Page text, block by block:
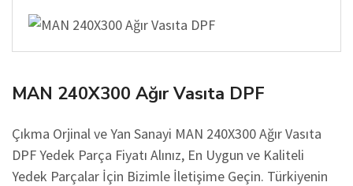
MAN 240X300 Ağır Vasıta DPF
Çıkma Orjinal ve Yan Sanayi MAN 240X300 Ağır Vasıta
DPF Yedek Parça Fiyatı Alınız, En Uygun ve Kaliteli
Yedek Parçalar İçin Bizimle İletişime Geçin. Türkiyenin